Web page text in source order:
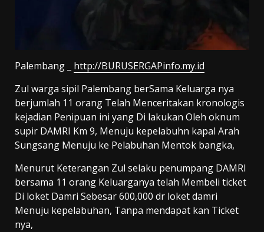
Palembang _ http://BURUSERGAPinfo.my.id
Zul warga sipil Palembang berSama Keluarga nya
berjumlah 11 orang Telah Menceritakan kronologis
kejadian Penipuan ini yang Di lakukan Oleh oknum
supir DAMRI Km 9, Menuju kepelabuhn kapal Arah
Sungsang Menuju ke Pelabuhan Mentok bangka,
Menurut Keterangan Zul selaku penumpang DAMRI
bersama 11 orang Keluarganya telah Membeli ticket
Di loket Damri Sebesar 600,000 dr loket damri
Menuju kepelabuhan, Tanpa mendapat kan Ticket
nya,